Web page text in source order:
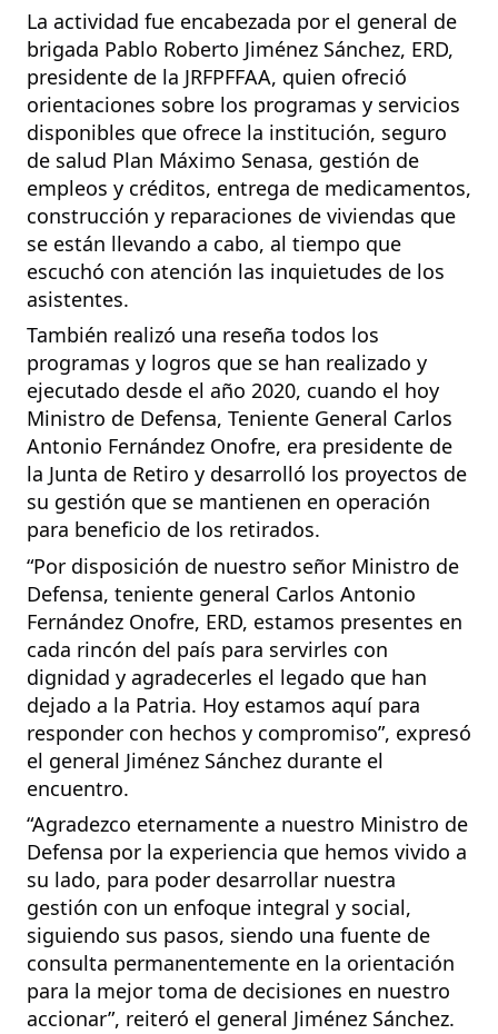
La actividad fue encabezada por el general de
brigada Pablo Roberto Jiménez Sánchez, ERD,
presidente de la JRFPFFAA, quien ofreció
orientaciones sobre los programas y servicios
disponibles que ofrece la institución, seguro
de salud Plan Máximo Senasa, gestión de
empleos y créditos, entrega de medicamentos,
construcción y reparaciones de viviendas que
se están llevando a cabo, al tiempo que
escuchó con atención las inquietudes de los
asistentes.
También realizó una reseña todos los
programas y logros que se han realizado y
ejecutado desde el año 2020, cuando el hoy
Ministro de Defensa, Teniente General Carlos
Antonio Fernández Onofre, era presidente de
la Junta de Retiro y desarrolló los proyectos de
su gestión que se mantienen en operación
para beneficio de los retirados.
“Por disposición de nuestro señor Ministro de
Defensa, teniente general Carlos Antonio
Fernández Onofre, ERD, estamos presentes en
cada rincón del país para servirles con
dignidad y agradecerles el legado que han
dejado a la Patria. Hoy estamos aquí para
responder con hechos y compromiso”, expresó
el general Jiménez Sánchez durante el
encuentro.
“Agradezco eternamente a nuestro Ministro de
Defensa por la experiencia que hemos vivido a
su lado, para poder desarrollar nuestra
gestión con un enfoque integral y social,
siguiendo sus pasos, siendo una fuente de
consulta permanentemente en la orientación
para la mejor toma de decisiones en nuestro
accionar”, reiteró el general Jiménez Sánchez.